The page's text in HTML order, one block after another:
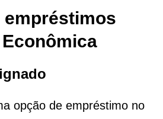
empréstimos
opção de empréstimo no